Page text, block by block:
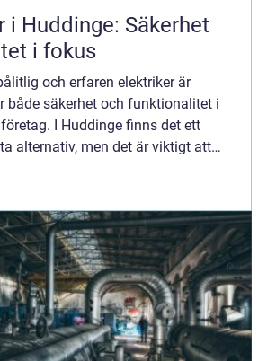
i Huddinge: Säkerhet
i fokus
och erfaren elektriker är
både säkerhet och funktionalitet i
I Huddinge finns det ett
alternativ, men det är viktigt att